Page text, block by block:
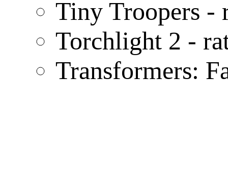
Tiny Troopers -
Torchlight 2 -
Transformers: